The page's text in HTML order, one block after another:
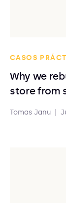
CASOS
Why we
store from
Tomas Janu